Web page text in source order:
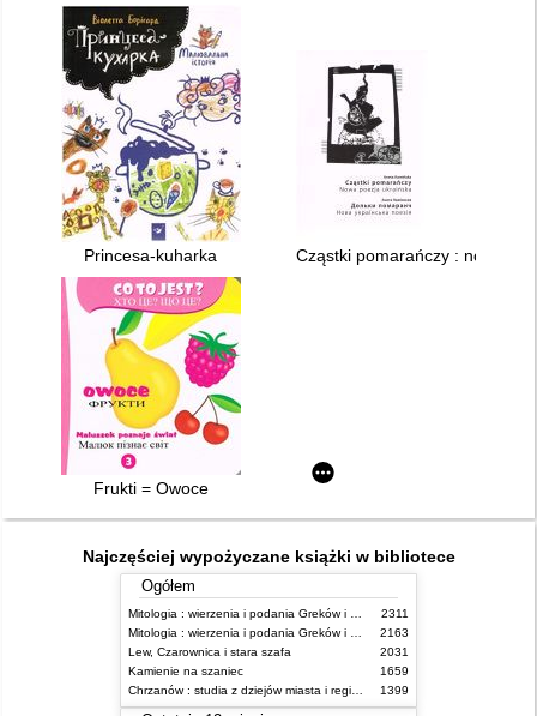
Princesa-kuharka Cząstki pomarańczy : nowa
Frukti = Owoce
Najczęściej wypożyczane książki w bibliotece
Ogółem
Mitologia : wierzenia i podania Greków i Rzymian
2311
Mitologia : wierzenia i podania Greków i Rzymian
2163
Lew, Czarownica i stara szafa
2031
Kamienie na szaniec
1659
Chrzanów : studia z dziejów miasta i regionu do roku 1939
1399